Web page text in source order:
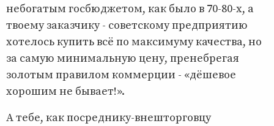
небогатым госбюджетом, как было в 70-80-х, а
твоему заказчику - советскому предприятию
хотелось купить всё по максимуму качества, но
за самую минимальную цену, пренебрегая
золотым правилом коммерции - «дёшевое
хорошим не бывает!».
А тебе, как посреднику-внешторговцу